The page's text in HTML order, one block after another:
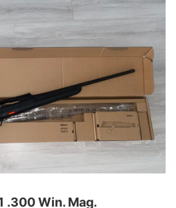
.300 Win. Mag.